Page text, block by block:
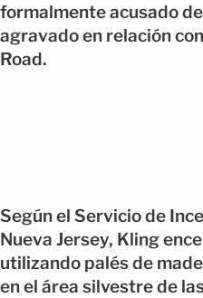
formalmente acusado
agravado en relación
Road.
Según el Servicio de
Nueva Jersey, Kling
utilizando palés de
en el área silvestre de